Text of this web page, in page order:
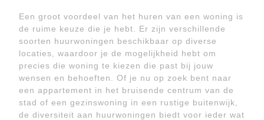
Een groot voordeel van het huren van een woning is
de ruime keuze die je hebt. Er zijn verschillende
soorten huurwoningen beschikbaar op diverse
locaties, waardoor je de mogelijkheid hebt om
precies die woning te kiezen die past bij jouw
wensen en behoeften. Of je nu op zoek bent naar
een appartement in het bruisende centrum van de
stad of een gezinswoning in een rustige buitenwijk,
de diversiteit aan huurwoningen biedt voor ieder wat